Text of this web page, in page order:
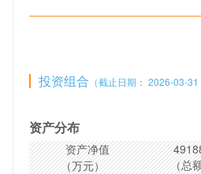
投资组合 （截止日期： 2026-03-31
资产分布
资产净值
（万元）
（总